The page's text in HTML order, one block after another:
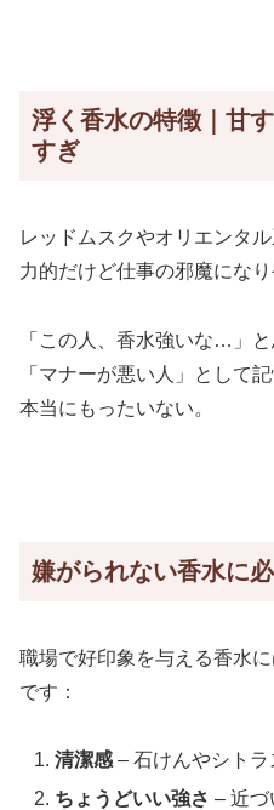
浮く香水の特徴｜甘
すぎ
レッドムスクやオリエンタ
力的だけど仕事の邪魔になり
「この人、香水強いな…」
「マナーが悪い人」として
本当にもったいない。
嫌がられない香水に
職場で好印象を与える香水
です：
清潔感– 石けんやシトラ
ちょうどいい強さ – 近づ